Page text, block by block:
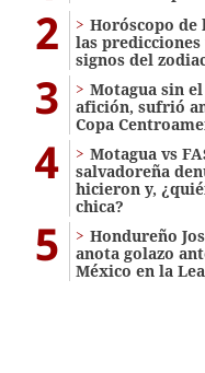
2
Horóscopo de
las predicciones
signos del
3
Motagua sin
afición, sufrió
Copa
4
Motagua vs
salvadoreña
hicieron y,
chica?
5
Hondureño
anota golazo
México en la